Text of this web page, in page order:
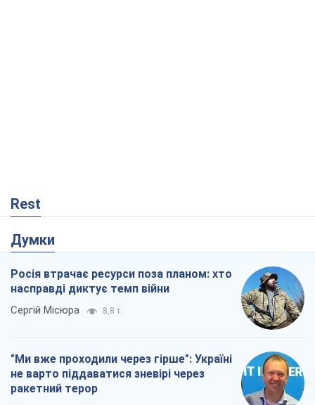
Rest
Думки
Росія втрачає ресурси поза планом: хто
насправді диктує темп війни
Сергій Місюра 8,8 т.
"Ми вже проходили через гірше": Україні
не варто піддаватися зневірі через
ракетний терор